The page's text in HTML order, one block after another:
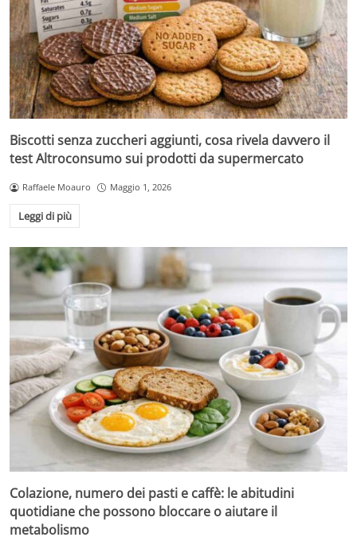
Biscotti senza zuccheri aggiunti, cosa rivela davvero il
test Altroconsumo sui prodotti da supermercato
Raffaele Moauro Maggio 1, 2026
Leggi di più
Colazione, numero dei pasti e caffè: le abitudini
quotidiane che possono bloccare o aiutare il
metabolismo